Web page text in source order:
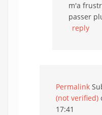
m'a
passer
reply
Permalink
(not verified)
17:41